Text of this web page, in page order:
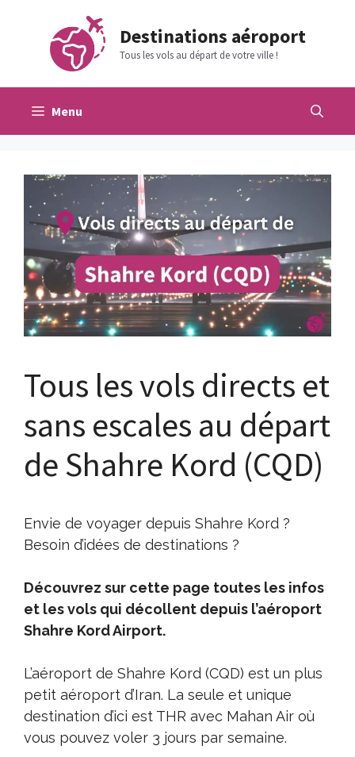
contenu
Destinations aéroport
Tous les vols au départ de votre ville !
Menu
Tous les vols directs et
sans escales au départ
de Shahre Kord (CQD)
Envie de voyager depuis Shahre Kord ?
Besoin d’idées de destinations ?
Découvrez sur cette page toutes les infos
et les vols qui décollent depuis l’aéroport
Shahre Kord Airport.
L’aéroport de Shahre Kord (CQD) est un plus
petit aéroport d’Iran. La seule et unique
destination d’ici est THR avec Mahan Air où
vous pouvez voler 3 jours par semaine.